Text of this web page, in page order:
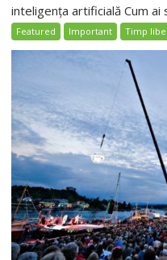
inteligența artificială Cum ai
Featured Important Timp